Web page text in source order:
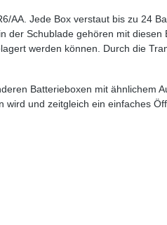
Jede Box verstaut bis zu 24
Schublade gehören mit
werden können. Durch die
Batterieboxen mit ähnlichem
und zeitgleich ein einfaches